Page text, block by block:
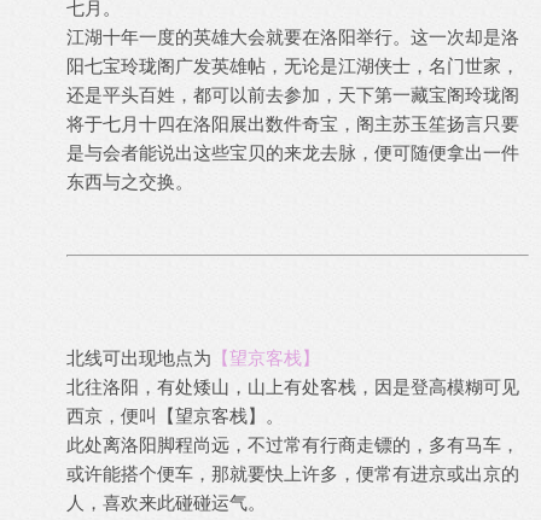
七月。
江湖十年一度的英雄大会就要在洛阳举行。这一次却是洛
阳七宝玲珑阁广发英雄帖，无论是江湖侠士，名门世家，
还是平头百姓，都可以前去参加，天下第一藏宝阁玲珑阁
将于七月十四在洛阳展出数件奇宝，阁主苏玉笙扬言只要
是与会者能说出这些宝贝的来龙去脉，便可随便拿出一件
东西与之交换。
北线可出现地点为 【望京客栈】
北往洛阳，有处矮山，山上有处客栈，因是登高模糊可见
西京，便叫【望京客栈】。
此处离洛阳脚程尚远，不过常有行商走镖的，多有马车，
或许能搭个便车，那就要快上许多，便常有进京或出京的
人，喜欢来此碰碰运气。